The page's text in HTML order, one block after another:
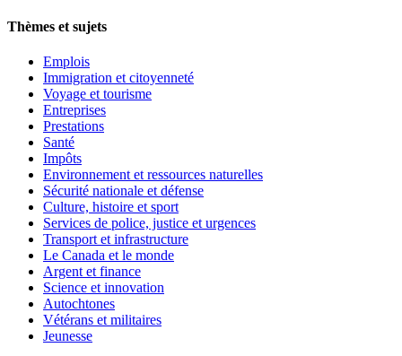
Thèmes et sujets
Emplois
Immigration et citoyenneté
Voyage et tourisme
Entreprises
Prestations
Santé
Impôts
Environnement et ressources naturelles
Sécurité nationale et défense
Culture, histoire et sport
Services de police, justice et urgences
Transport et infrastructure
Le Canada et le monde
Argent et finance
Science et innovation
Autochtones
Vétérans et militaires
Jeunesse